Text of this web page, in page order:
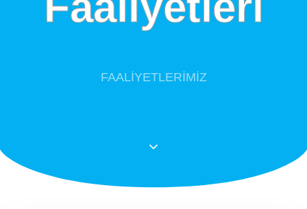
FAALİYETLERİMİZ